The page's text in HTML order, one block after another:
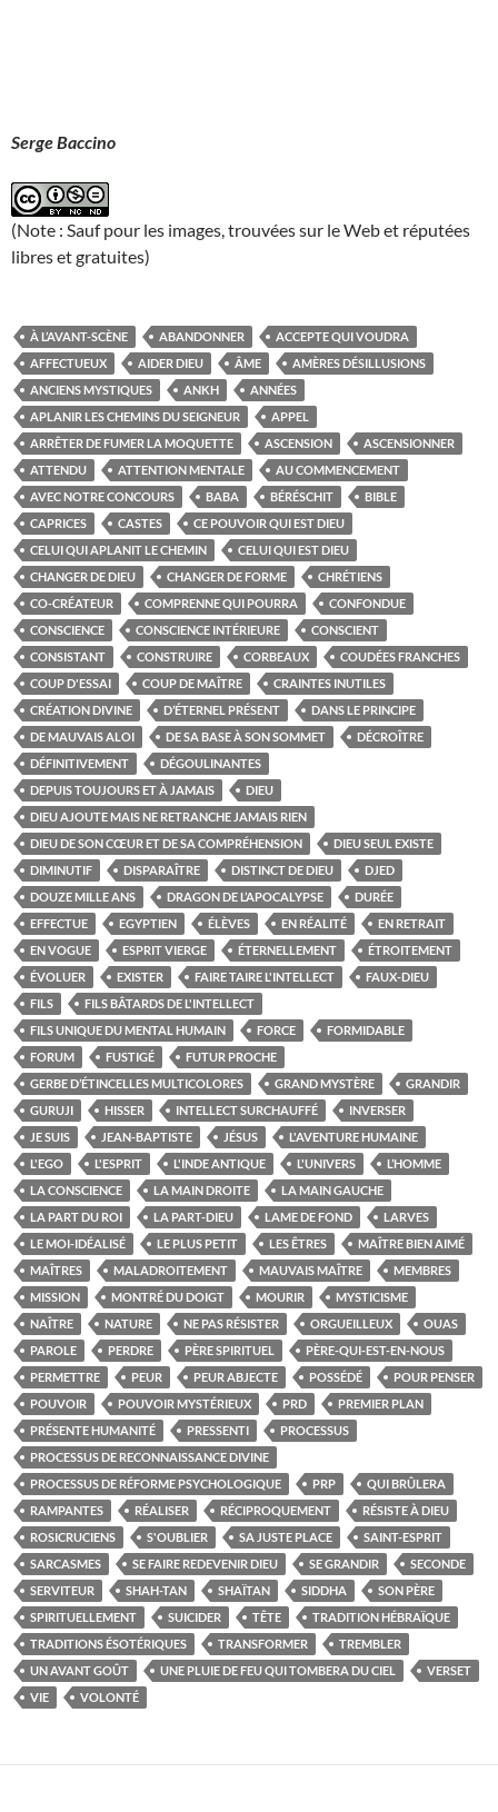
Serge Baccino
(Note : Sauf pour les images, trouvées sur le Web et réputées
libres et gratuites)
À L’AVANT-SCÈNE ABANDONNER
ACCEPTE QUI VOUDRA
AFFECTUEUX
AIDER DIEU ÂME
AMÈRES DÉSILLUSIONS
ANCIENS MYSTIQUES
ANKH
ANNÉES
APLANIR LES CHEMINS DU SEIGNEUR
APPEL
ARRÊTER DE FUMER LA MOQUETTE
ASCENSION
ASCENSIONNER
ATTENDU
ATTENTION MENTALE
AU COMMENCEMENT
AVEC NOTRE CONCOURS
BABA BÉRÉSCHIT
BIBLE
CAPRICES
CASTES
CE POUVOIR QUI EST DIEU
CELUI QUI APLANIT LE CHEMIN
CELUI QUI EST DIEU
CHANGER DE DIEU
CHANGER DE FORME
CHRÉTIENS
CO-CRÉATEUR
COMPRENNE QUI POURRA
CONFONDUE
CONSCIENCE
CONSCIENCE INTÉRIEURE
CONSCIENT
CONSISTANT
CONSTRUIRE CORBEAUX
COUDÉES FRANCHES
COUP D'ESSAI
COUP DE MAÎTRE
CRAINTES INUTILES
CRÉATION DIVINE
D’ÉTERNEL PRÉSENT
DANS LE PRINCIPE
DE MAUVAIS ALOI
DE SA BASE À SON SOMMET
DÉCROÎTRE
DÉFINITIVEMENT
DÉGOULINANTES
DEPUIS TOUJOURS ET À JAMAIS
DIEU
DIEU AJOUTE MAIS NE RETRANCHE JAMAIS RIEN
DIEU DE SON CŒUR ET DE SA COMPRÉHENSION
DIEU SEUL EXISTE
DIMINUTIF
DISPARAÎTRE DISTINCT DE DIEU
DJED
DOUZE MILLE ANS
DRAGON DE L’APOCALYPSE
DURÉE
EFFECTUE
EGYPTIEN ÉLÈVES EN RÉALITÉ
EN RETRAIT
EN VOGUE
ESPRIT VIERGE ÉTERNELLEMENT
ÉTROITEMENT
ÉVOLUER
EXISTER FAIRE TAIRE L'INTELLECT
FAUX-DIEU
FILS
FILS BÂTARDS DE L'INTELLECT
FILS UNIQUE DU MENTAL HUMAIN
FORCE
FORMIDABLE
FORUM
FUSTIGÉ
FUTUR PROCHE
GERBE D’ÉTINCELLES MULTICOLORES
GRAND MYSTÈRE
GRANDIR
GURUJI
HISSER INTELLECT SURCHAUFFÉ
INVERSER
JE SUIS
JEAN-BAPTISTE JÉSUS
L'AVENTURE HUMAINE
L'EGO
L'ESPRIT L'INDE ANTIQUE L'UNIVERS
L’HOMME
LA CONSCIENCE
LA MAIN DROITE
LA MAIN GAUCHE
LA PART DU ROI
LA PART-DIEU LAME DE FOND
LARVES
LE MOI-IDÉALISÉ
LE PLUS PETIT LES ÊTRES
MAÎTRE BIEN AIMÉ
MAÎTRES
MALADROITEMENT MAUVAIS MAÎTRE
MEMBRES
MISSION
MONTRÉ DU DOIGT MOURIR
MYSTICISME
NAÎTRE
NATURE NE PAS RÉSISTER ORGUEILLEUX
OUAS
PAROLE
PERDRE PÈRE SPIRITUEL
PÈRE-QUI-EST-EN-NOUS
PERMETTRE
PEUR PEUR ABJECTE POSSÉDÉ
POUR PENSER
POUVOIR
POUVOIR MYSTÉRIEUX PRD
PREMIER PLAN
PRÉSENTE HUMANITÉ
PRESSENTI
PROCESSUS
PROCESSUS DE RECONNAISSANCE DIVINE
PROCESSUS DE RÉFORME PSYCHOLOGIQUE
PRP
QUI BRÛLERA
RAMPANTES
RÉALISER RÉCIPROQUEMENT
RÉSISTE À DIEU
ROSICRUCIENS
S'OUBLIER SA JUSTE PLACE
SAINT-ESPRIT
SARCASMES
SE FAIRE REDEVENIR DIEU SE GRANDIR
SECONDE
SERVITEUR
SHAH-TAN SHAÏTAN SIDDHA
SON PÈRE
SPIRITUELLEMENT
SUICIDER TÊTE
TRADITION HÉBRAÏQUE
TRADITIONS ÉSOTÉRIQUES
TRANSFORMER
TREMBLER
UN AVANT GOÛT
UNE PLUIE DE FEU QUI TOMBERA DU CIEL
VERSET
VIE
VOLONTÉ